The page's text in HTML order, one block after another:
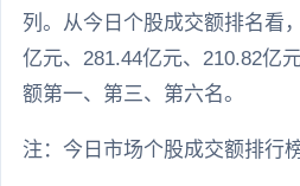
列。从今日个股成交额排名看
亿元、281.44亿元、210.82亿
额第一、第三、第六名。
注：今日市场个股成交额排行